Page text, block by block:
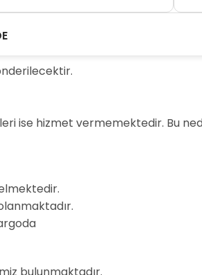
ise hizmet vermemektedir. Bu